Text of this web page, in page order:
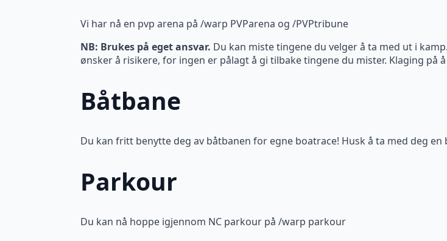
Vi har nå en pvp arena på /warp PVParena og /PVPtribune
NB: Brukes på eget ansvar. Du kan miste tingene du velger å ta med ut i
ønsker å risikere, for ingen er pålagt å gi tilbake tingene du mister. Klaging på
Båtbane
Du kan fritt benytte deg av båtbanen for egne boatrace! Husk å ta med deg
Parkour
Du kan nå hoppe igjennom NC parkour på /warp parkour